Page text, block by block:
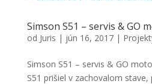
Simson S51 – servis & GO
od Juris | jún 16, 2017|
Simson S51 – servis & GO
S51 prišiel v zachovalom